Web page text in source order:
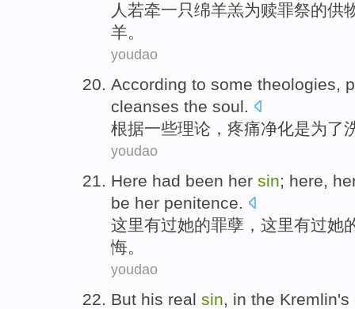
人 若牵一只绵羊羔为赎罪祭的供
羊。
youdao
According to some theologies,
cleanses the soul.
根据一些理论， 疼痛净化是为了
youdao
Here had been her sin; here,
be her penitence.
这里有过她的罪孽，这里有过她
悔。
youdao
But his real sin, in the Kremlin's